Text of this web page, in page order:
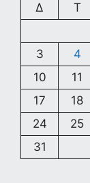
Δ
Τ
3
4
10
11
17
18
24
25
31